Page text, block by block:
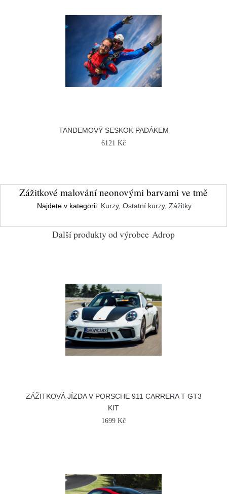
TANDEMOVÝ SESKOK PADÁKEM
6121 Kč
Zážitkové malování neonovými barvami ve tmě
Najdete v kategorii: Kurzy, Ostatní kurzy, Zážitky
Další produkty od výrobce Adrop
ZÁŽITKOVÁ JÍZDA V PORSCHE 911 CARRERA T GT3
KIT
1699 Kč